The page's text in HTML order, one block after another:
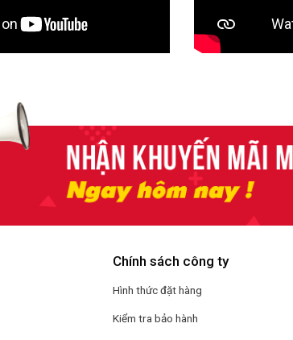
Chính sách công ty
Hình thức đặt hàng
Kiểm tra bảo hành